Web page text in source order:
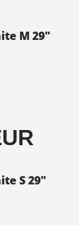
M 29"
S 29"